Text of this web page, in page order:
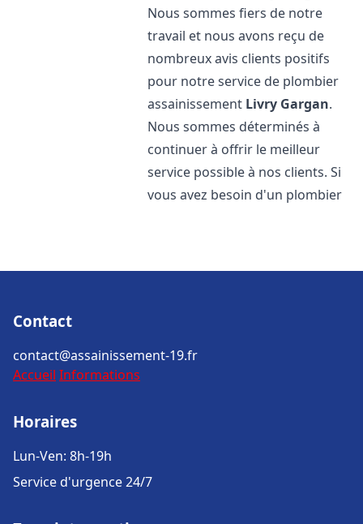
Nous sommes fiers de notre
travail et nous avons reçu de
nombreux avis clients positifs
pour notre service de plombier
assainissement Livry Gargan.
Nous sommes déterminés à
continuer à offrir le meilleur
service possible à nos clients. Si
vous avez besoin d'un plombier
Contact
contact@assainissement-19.fr
Accueil Informations
Horaires
Lun-Ven: 8h-19h
Service d'urgence 24/7